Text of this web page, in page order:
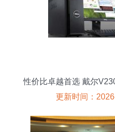
性价比卓越首选 戴尔
销专为商
更新时间：